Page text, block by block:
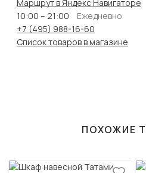
Маршрут в Яндекс Навигаторе
10:00 – 21:00
Ежедневно
+7 (495) 988-16-60
Список товаров в магазине
ПОХОЖИЕ